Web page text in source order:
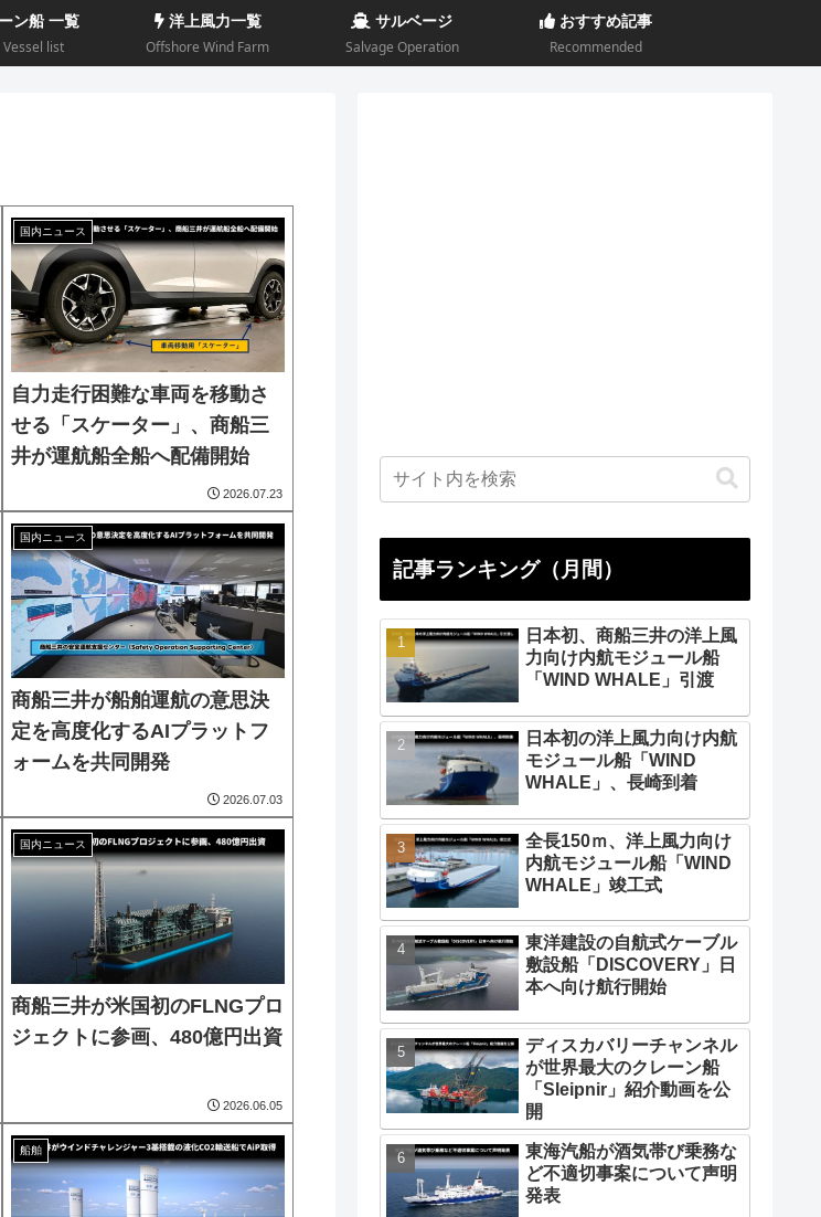
ン船 一覧
list
洋上風力一覧
Offshore Wind Farm
サルベージ
Salvage Operation
おすすめ記事
Recommended
国内ニュース
自力走行困難な車両を移動さ
せる「スケーター」、商船三
井が運航船全船へ配備開始
2026.07.23
国内ニュース
商船三井が船舶運航の意思決
定を高度化するAIプラットフ
ォームを共同開発
2026.07.03
国内ニュース
商船三井が米国初のFLNGプロ
ジェクトに参画、480億円出資
2026.06.05
船舶
記事ランキング（月間）
日本初、商船三井の洋上風
力向け内航モジュール船
「WIND WHALE」引渡
日本初の洋上風力向け内航
モジュール船「WIND
WHALE」、長崎到着
全長150ｍ、洋上風力向け
内航モジュール船「WIND
WHALE」竣工式
東洋建設の自航式ケーブル
敷設船「DISCOVERY」日
本へ向け航行開始
ディスカバリーチャンネル
が世界最大のクレーン船
「Sleipnir」紹介動画を公
開
東海汽船が酒気帯び乗務な
ど不適切事案について声明
発表